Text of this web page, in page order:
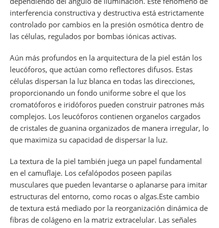
interferencia constructiva y destructiva está estrictamente
controlado por cambios en la presión osmótica dentro de
las células, regulados por bombas iónicas activas.
Aún más profundos en la arquitectura de la piel están los
leucóforos, que actúan como reflectores difusos. Estas
células dispersan la luz blanca en todas las direcciones,
proporcionando un fondo uniforme sobre el que los
cromatóforos e iridóforos pueden construir patrones más
complejos. Los leucóforos contienen organelos cargados
de cristales de guanina organizados de manera irregular, lo
que maximiza su capacidad de dispersar la luz.
La textura de la piel también juega un papel fundamental
en el camuflaje. Los cefalópodos poseen papilas
musculares que pueden levantarse o aplanarse para imitar
estructuras del entorno, como rocas o algas.Este cambio
de textura está mediado por la reorganización dinámica de
fibras de colágeno en la matriz extracelular. Las señales